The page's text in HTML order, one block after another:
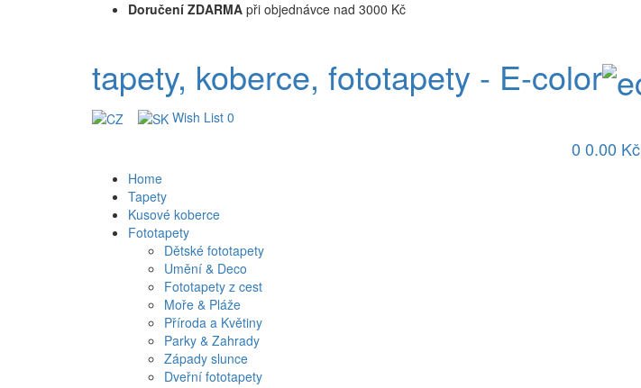
Doručení ZDARMA při objednávce nad 3000 Kč
tapety, koberce, fototapety - E-color
Wish List 0
0 0.00 Kč
Home
Tapety
Kusové koberce
Fototapety
Dětské fototapety
Umění & Deco
Fototapety z cest
Moře & Pláže
Příroda a Květiny
Parky & Zahrady
Západy slunce
Dveřní fototapety